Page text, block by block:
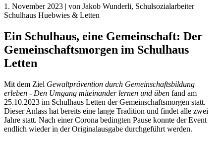
1. November 2023 | von Jakob Wunderli, Schulsozialarbeiter
Schulhaus Huebwies & Letten
Ein Schulhaus, eine Gemeinschaft: Der
Gemeinschaftsmorgen im Schulhaus
Letten
Mit dem Ziel Gewaltprävention durch Gemeinschaftsbildung
erleben - Den Umgang miteinander lernen und üben fand am
25.10.2023 im Schulhaus Letten der Gemeinschaftsmorgen statt.
Dieser Anlass hat bereits eine lange Tradition und findet alle zwei
Jahre statt. Nach einer Corona bedingten Pause konnte der Event
endlich wieder in der Originalausgabe durchgeführt werden.